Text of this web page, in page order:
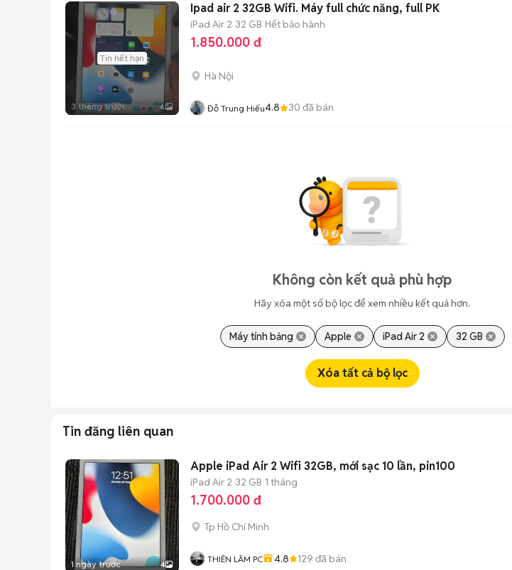
Tin hết hạn
3 tháng trước 6
Ipad air 2 32GB Wifi. Máy full chức năng, full PK
iPad Air 2 32 GB Hết bảo hành
1.850.000 đ
Hà Nội
Đỗ Trung Hiếu4.8 30 đã bán
Không còn kết quả phù hợp
Hãy xóa một số bộ lọc để xem nhiều kết quả hơn.
Máy tính bảng Apple iPad Air 2 32 GB
Xóa tất cả bộ lọc
Tin đăng liên quan
1 ngày trước 4
Apple iPad Air 2 Wifi 32GB, mới sạc 10 lần, pin100
iPad Air 2 32 GB 1 tháng
1.700.000 đ
Tp Hồ Chí Minh
THIÊN LÂM PC 4.8 129 đã bán